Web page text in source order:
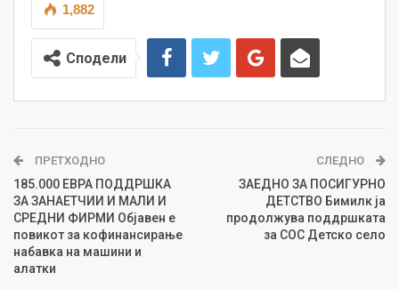
1,882
Сподели
ПРЕТХОДНО
185.000 ЕВРА ПОДДРШКА
ЗА ЗАНАЕТЧИИ И МАЛИ И
СРЕДНИ ФИРМИ Објавен е
повикот за кофинансирање
набавка на машини и
алатки
СЛЕДНО
ЗАЕДНО ЗА ПОСИГУРНО
ДЕТСТВО Бимилк ја
продолжува поддршката
за СОС Детско село